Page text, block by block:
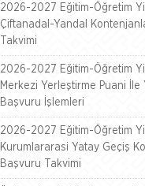
2026-2027 Eğitim-Öğretim
Çiftanadal-Yandal
Takvimi
2026-2027 Eğitim-Öğretim
Merkezi Yerleştirme Puani İle
Başvuru İşlemleri
2026-2027 Eğitim-Öğretim
Kurumlararasi Yatay Geçiş
Başvuru Takvimi